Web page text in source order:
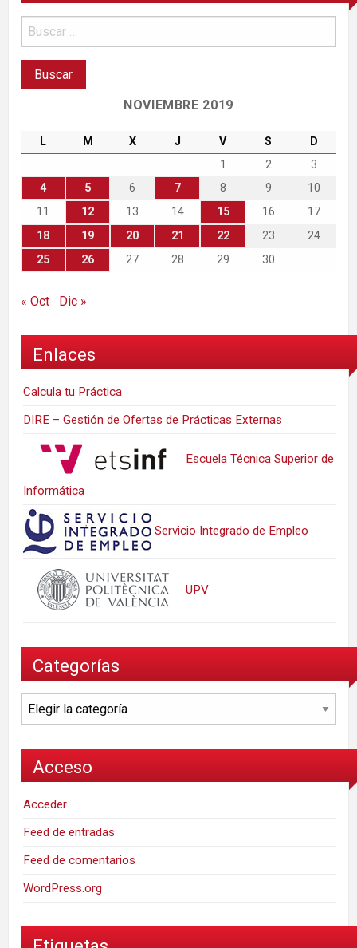
NOVIEMBRE 2019
L M X J V S
D
1
2
3
4
5 6 7 8 9
10
11
12 13 14 15 16
17
18
19 20 21 22 23
24
25
26 27 28 29 30
« Oct Dic »
Enlaces
Calcula tu Práctica
DIRE – Gestión de Ofertas de Prácticas Externas
Escuela Técnica Superior de
Informática
Servicio Integrado de Empleo
UPV
Categorías
Categorías
Acceso
Acceder
Feed de entradas
Feed de comentarios
WordPress.org